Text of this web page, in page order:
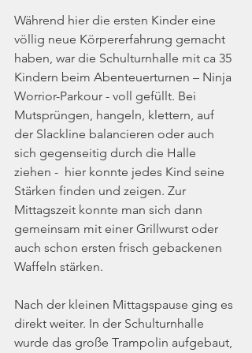
Während hier die ersten Kinder eine
völlig neue Körpererfahrung gemacht
haben, war die Schulturnhalle mit ca 35
Kindern beim Abenteuerturnen – Ninja
Worrior-Parkour - voll gefüllt. Bei
Mutsprüngen, hangeln, klettern, auf
der Slackline balancieren oder auch
sich gegenseitig durch die Halle
ziehen -  hier konnte jedes Kind seine
Stärken finden und zeigen. Zur
Mittagszeit konnte man sich dann
gemeinsam mit einer Grillwurst oder
auch schon ersten frisch gebackenen
Waffeln stärken.
Nach der kleinen Mittagspause ging es
direkt weiter. In der Schulturnhalle
wurde das große Trampolin aufgebaut,